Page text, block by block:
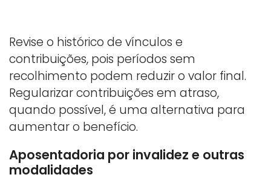
Revise o histórico de vínculos e
contribuições, pois períodos sem
recolhimento podem reduzir o valor final.
Regularizar contribuições em atraso,
quando possível, é uma alternativa para
aumentar o benefício.
Aposentadoria por invalidez e outras
modalidades